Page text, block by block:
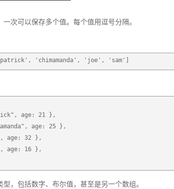
次可以保存多个值。每个值用逗号分隔。
'chimamanda', 'joe', 'sam']
age: 21 },
age: 25 },
age: 32 },
age: 16 },
，包括数字、布尔值，甚至是另一个数组。